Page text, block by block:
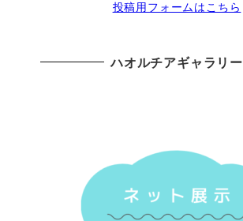
投稿用フォームはこちら
ハオルチアギャラリー